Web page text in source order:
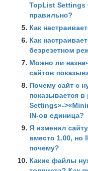
TopList Settings
правильно?
Как
Как
безрезетном
Можно ли
сайтов
Почему сайт с
показывается
Settings»-
IN-ов единица?
Я изменил
вместо 1.00, но
почему?
Какие файлы